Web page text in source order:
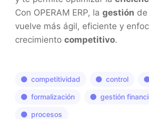
Con OPERAM ERP, la gestión de
vuelve más ágil, eficiente y
crecimiento competitivo.
competitividad control
formalización gestión
procesos